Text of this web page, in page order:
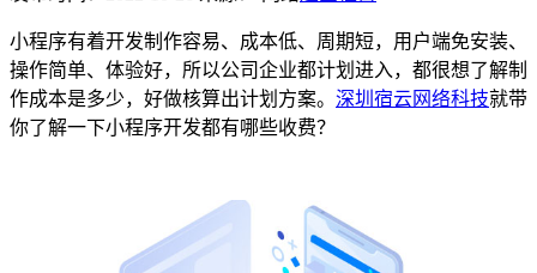
小程序有着开发制作容易、成本低、周期短，用户端免安装、
操作简单、体验好，所以公司企业都计划进入，都很想了解制
作成本是多少，好做核算出计划方案。 深圳宿云网络科技就带
你了解一下小程序开发都有哪些收费？